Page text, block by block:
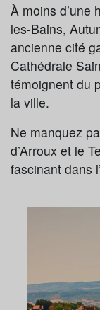
À moins d’une
les-Bains,
ancienne cité
Cathédrale
témoignent du
la ville.
Ne manquez
d’Arroux et le
fascinant dans